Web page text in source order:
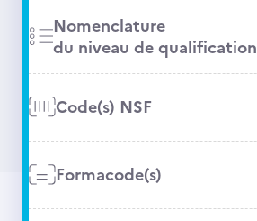
Nomenclature
du niveau de qualification
Code(s) NSF
Formacode(s)